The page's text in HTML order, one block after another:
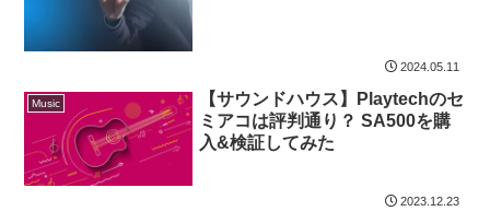
2024.05.11
Music
【サウンドハウス】Playtechのセ
ミアコは評判通り？ SA500を購
入&検証してみた
2023.12.23